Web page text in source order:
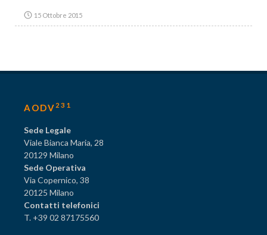
15 Ottobre 2015
AODV 231
Sede Legale
Viale Bianca Maria, 28
20129 Milano
Sede Operativa
Via Copernico, 38
20125 Milano
Contatti telefonici
T. +39 02 87175560